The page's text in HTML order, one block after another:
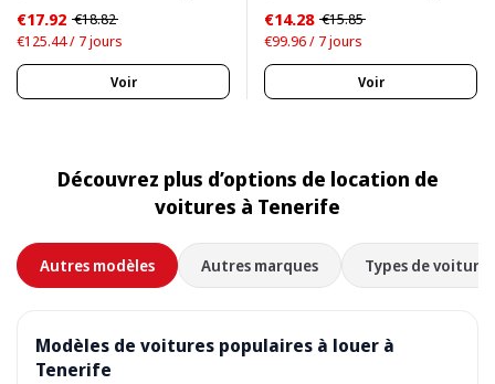
€17.92 €18.82
€125.44 / 7 jours
Voir
€14.28 €15.85
€99.96 / 7 jours
Voir
Découvrez plus d’options de location de
voitures à Tenerife
Autres modèles Autres marques Types de voitures
Modèles de voitures populaires à louer à
Tenerife